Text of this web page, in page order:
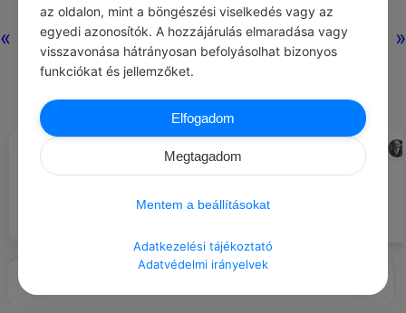
« »
#IDÉZETEK SZERELEM
Nem akartam szeretni őt, (…) ki
akartam irtani szívemből a
szerelem csíráját is, de most,
erőre kaptak, kizöldültek.
WILLIAM SOMERSET MAUGHAM
Furcsa dolog az élet. Ha nem
csak a legjobbat, akkor nagyon
gyakran meg is kapod azt!
az oldalon, mint a böngészési viselkedés vagy az
egyedi azonosítók. A hozzájárulás elmaradása vagy
visszavonása hátrányosan befolyásolhat bizonyos
funkciókat és jellemzőket.
Elfogadom
Megtagadom
Mentem a beállításokat
Adatkezelési tájékoztató
Adatvédelmi irányelvek